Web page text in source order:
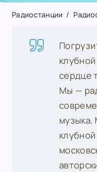
Радиостанции
сердце
Мы —
музыка.